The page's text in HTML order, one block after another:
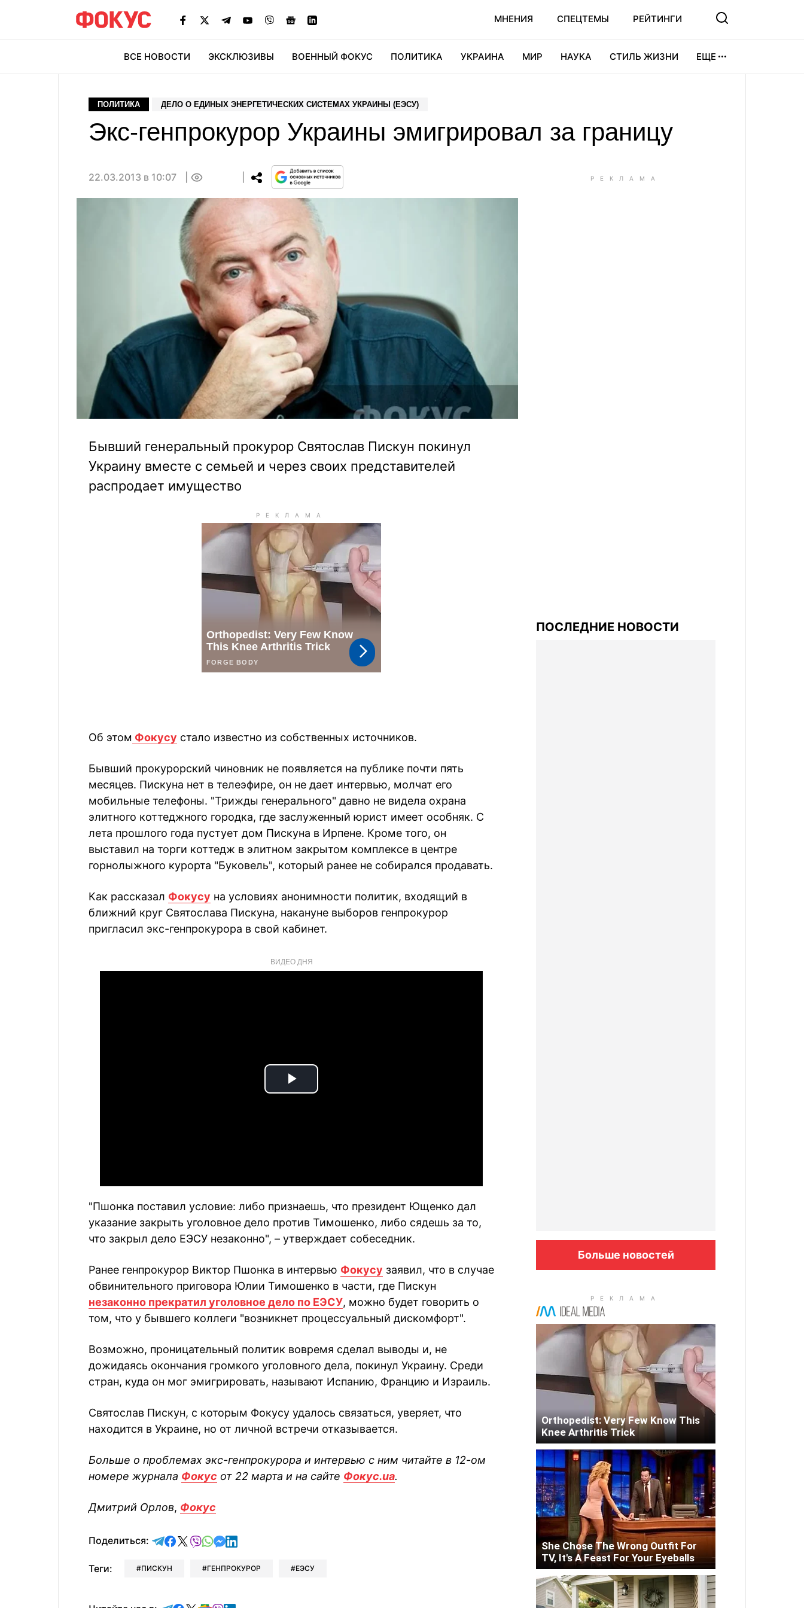
МНЕНИЯ СПЕЦТЕМЫ РЕЙТИНГИ
ВСЕ НОВОСТИ ЭКСКЛЮЗИВЫ ВОЕННЫЙ ФОКУС ПОЛИТИКА УКРАИНА МИР НАУКА СТИЛЬ ЖИЗНИ ЕЩЕ
ПОЛИТИКА ДЕЛО О ЕДИНЫХ ЭНЕРГЕТИЧЕСКИХ СИСТЕМАХ УКРАИНЫ (ЕЭСУ)
Экс-генпрокурор Украины эмигрировал за границу
22.03.2013 в 10:07
Бывший генеральный прокурор Святослав Пискун покинул
Украину вместе с семьей и через своих представителей
распродает имущество
Об этом Фокусу стало известно из собственных источников.
Бывший прокурорский чиновник не появляется на публике почти пять
месяцев. Пискуна нет в телеэфире, он не дает интервью, молчат его
мобильные телефоны. "Трижды генерального" давно не видела охрана
элитного коттеджного городка, где заслуженный юрист имеет особняк. С
лета прошлого года пустует дом Пискуна в Ирпене. Кроме того, он
выставил на торги коттедж в элитном закрытом комплексе в центре
горнолыжного курорта "Буковель", который ранее не собирался продавать.
Как рассказал Фокусу на условиях анонимности политик, входящий в
ближний круг Святослава Пискуна, накануне выборов генпрокурор
пригласил экс-генпрокурора в свой кабинет.
ВИДЕО ДНЯ
Play
"Пшонка поставил условие: либо признаешь, что президент Ющенко дал
указание закрыть уголовное дело против Тимошенко, либо сядешь за то,
что закрыл дело ЕЭСУ незаконно", – утверждает собеседник.
Ранее генпрокурор Виктор Пшонка в интервью Фокусу заявил, что в случае
обвинительного приговора Юлии Тимошенко в части, где Пискун
незаконно прекратил уголовное дело по ЕЭСУ, можно будет говорить о
том, что у бывшего коллеги "возникнет процессуальный дискомфорт".
Возможно, проницательный политик вовремя сделал выводы и, не
дожидаясь окончания громкого уголовного дела, покинул Украину. Среди
стран, куда он мог эмигрировать, называют Испанию, Францию и Израиль.
Святослав Пискун, с которым Фокусу удалось связаться, уверяет, что
находится в Украине, но от личной встречи отказывается.
Больше о проблемах экс-генпрокурора и интервью с ним читайте в 12-ом
номере журнала Фокус от 22 марта и на сайте Фокус.ua.
Дмитрий Орлов, Фокус
Поделиться: отправить в Telegram
поделиться в Facebook
поделиться в X
отправить в Viber
отправить в Whatsapp
отправить в Messenger
отправить в LinkedIn
Теги: ПИСКУН ГЕНПРОКУРОР ЕЭСУ
ПОСЛЕДНИЕ НОВОСТИ
Больше новостей